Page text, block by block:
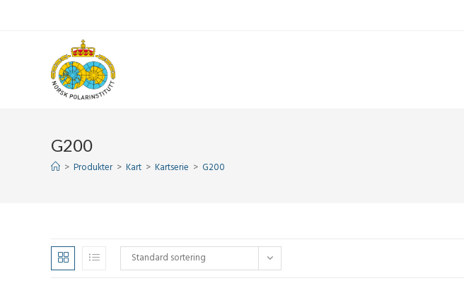
G200
> Produkter > Kart > Kartserie > G200
Standard sortering